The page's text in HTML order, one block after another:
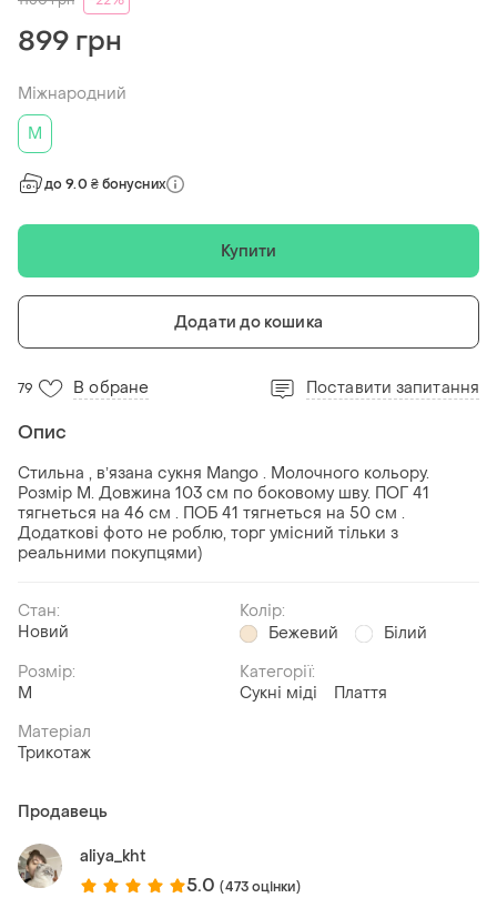
899 грн
Міжнародний
M
до 9.0 ₴ бонусних
Купити
Додати до кошика
79 В обране Поставити запитання
Опис
Стильна , вʼязана сукня Mango . Молочного кольору.
Розмір М. Довжина 103 см по боковому шву. ПОГ 41
тягнеться на 46 см . ПОБ 41 тягнеться на 50 см .
Додаткові фото не роблю, торг умісний тільки з
реальними покупцями)
Стан:
Новий
Колір:
Бежевий
Білий
Розмір:
M
Категорії:
Сукні міді
Плаття
Матеріал
Трикотаж
Продавець
aliya_kht
5.0 (473 оцінки)